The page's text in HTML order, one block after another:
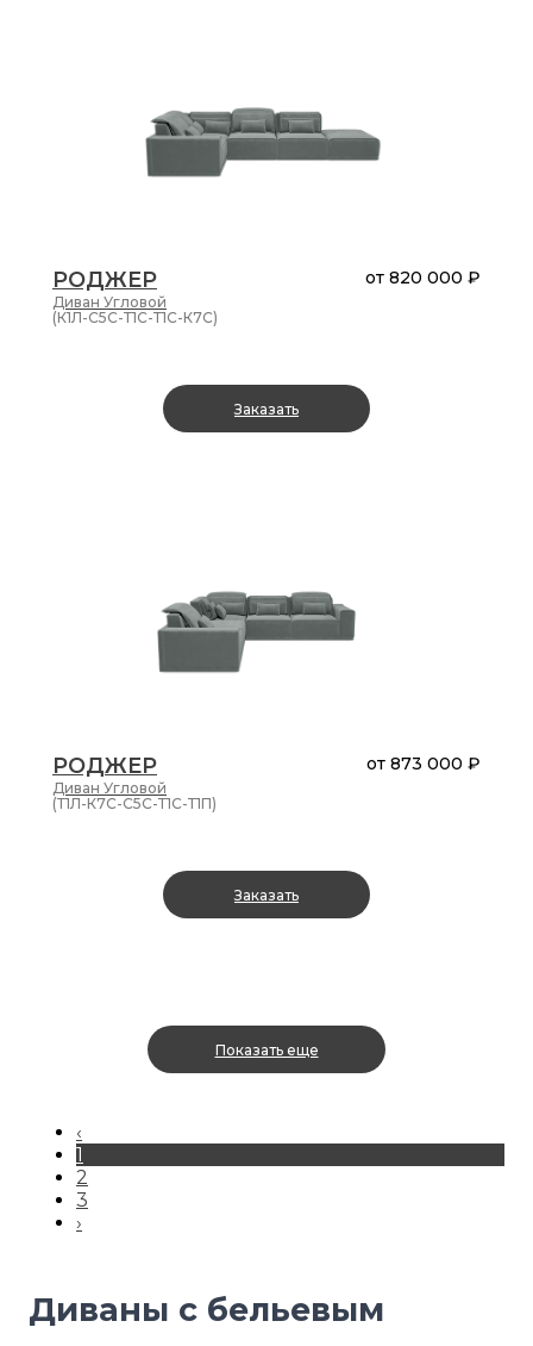
РОДЖЕР
Диван Угловой
от 820 000 ₽
(К1Л-С5С-Т1С-Т1С-К7С)
Заказать
РОДЖЕР
Диван Угловой
от 873 000 ₽
(Т1Л-К7С-С5С-Т1С-Т1П)
Заказать
Показать еще
‹
1
2
3
›
Диваны с бельевым